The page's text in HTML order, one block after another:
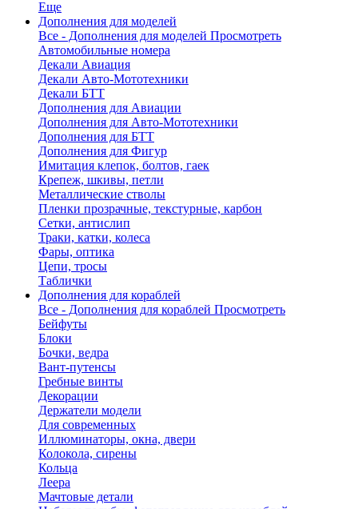
Еще
Дополнения для моделей
Все - Дополнения для моделей Просмотреть
Автомобильные номера
Декали Авиация
Декали Авто-Мототехники
Декали БТТ
Дополнения для Авиации
Дополнения для Авто-Мототехники
Дополнения для БТТ
Дополнения для Фигур
Имитация клепок, болтов, гаек
Крепеж, шкивы, петли
Металлические стволы
Пленки прозрачные, текстурные, карбон
Сетки, антислип
Траки, катки, колеса
Фары, оптика
Цепи, тросы
Таблички
Дополнения для кораблей
Все - Дополнения для кораблей Просмотреть
Бейфуты
Блоки
Бочки, ведра
Вант-путенсы
Гребные винты
Декорации
Держатели модели
Для современных
Иллюминаторы, окна, двери
Колокола, сирены
Кольца
Леера
Мачтовые детали